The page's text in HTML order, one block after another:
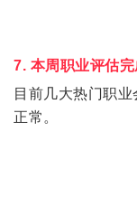
7. 本周职业评估
目前几大热门职
正常。